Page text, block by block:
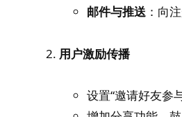
邮件与推送 ：向
用户激励传播
设置“邀请好友参